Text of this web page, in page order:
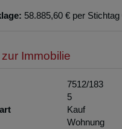
58.885,60 € per Stichtag
Immobilie
7512/183
5
Kauf
Wohnung